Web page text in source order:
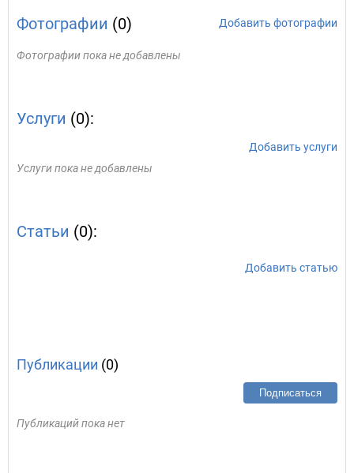
Фотографии (0) Добавить фотографии
Фотографии пока не добавлены
Услуги (0):
Добавить услуги
Услуги пока не добавлены
Статьи (0):
Добавить статью
Публикации (0)
Подписаться
Публикаций пока нет